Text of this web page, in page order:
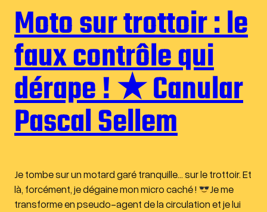
Moto sur trottoir : le
faux contrôle qui
dérape ! ★ Canular
Pascal Sellem
Je tombe sur un motard garé tranquille… sur le trottoir. Et
là, forcément, je dégaine mon micro caché !
Je me
transforme en pseudo-agent de la circulation et je lui